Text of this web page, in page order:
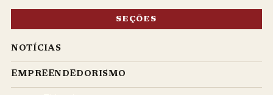
SEÇÕES
NOTÍCIAS
EMPREENDEDORISMO